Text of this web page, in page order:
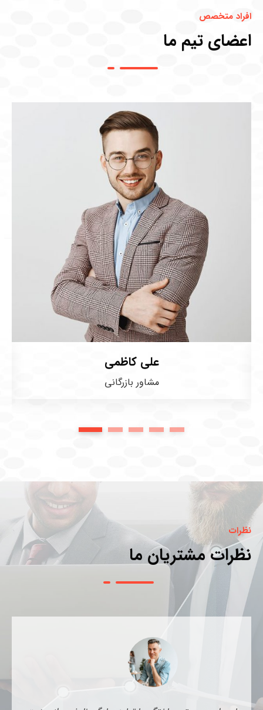
افراد متخصص
اعضای تیم ما
علی کاظمی
مشاور بازرگانی
1 2 3 4 5
نظرات
نظرات مشتریان ما